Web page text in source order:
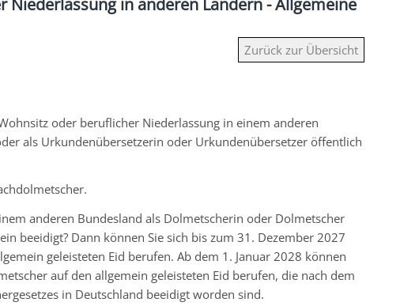
in anderen Ländern - Allgemeine
Zurück zur Übersicht
oder beruflicher Niederlassung in einem anderen
als Urkundenübersetzerin oder Urkundenübersetzer öffentlich
anderen Bundesland als Dolmetscherin oder Dolmetscher
beeidigt? Dann können Sie sich bis zum 31. Dezember 2027
geleisteten Eid berufen. Ab dem 1. Januar 2028 können
auf den allgemein geleisteten Eid berufen, die nach dem
in Deutschland beeidigt worden sind.